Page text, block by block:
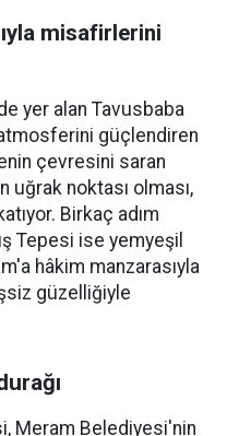
misafirlerini
yer alan Tavusbaba
güçlendiren
çevresini saran
noktası olması,
Birkaç adım
Tepesi ise yemyeşil
hâkim manzarasıyla
güzelliğiyle
Meram Belediyesi'nin